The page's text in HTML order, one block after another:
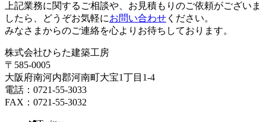
上記業務に関するご相談や、お見積もりのご依頼がございま
したら、どうぞお気軽にお問い合わせ ください。
みなさまからのご連絡を心よりお待ちしております。
株式会社ひらた建築工房
〒585-0005
大阪府南河内郡河南町大宝1丁目1-4
電話：0721-55-3033
FAX：0721-55-3032